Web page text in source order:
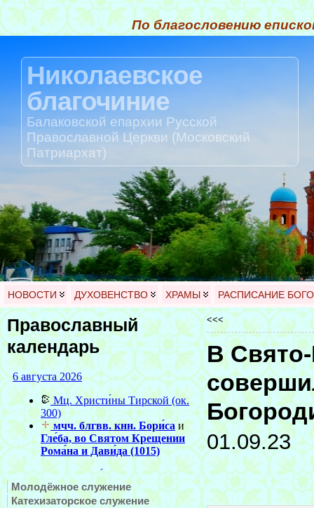
По благословению
Николаевское
благочиние
Балаковской епархии Русской
Православной Церкви (Московский
Патриархат)
НОВОСТИ ДУХОВЕНСТВО ХРАМЫ РАСПИСАНИЕ
Православный
календарь
Молодёжное служение
Катехизаторское служение
<<<
В Свято-
01.09.23